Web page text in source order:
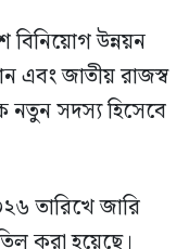
বিনিয়োগ উন্নয়ন
এবং জাতীয় রাজস্ব
নতুন সদস্য হিসেবে
তারিখে জারি